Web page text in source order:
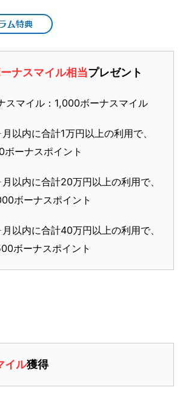
ナスマイル相当プレゼント
スマイル：1,000ボーナスマイル
以内に合計1万円以上の利用で、
ボーナスポイント
以内に合計20万円以上の利用で、
ボーナスポイント
以内に合計40万円以上の利用で、
ボーナスポイント
イル獲得